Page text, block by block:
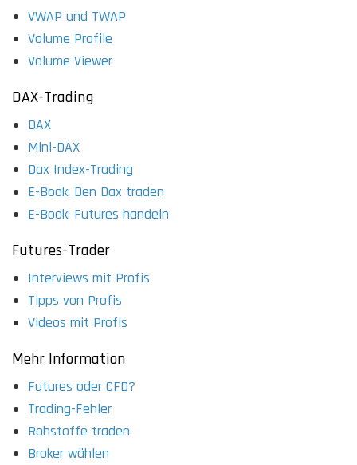
VWAP und TWAP
Volume Profile
Volume Viewer
DAX-Trading
DAX
Mini-DAX
Dax Index-Trading
E-Book: Den Dax traden
E-Book: Futures handeln
Futures-Trader
Interviews mit Profis
Tipps von Profis
Videos mit Profis
Mehr Information
Futures oder CFD?
Trading-Fehler
Rohstoffe traden
Broker wählen